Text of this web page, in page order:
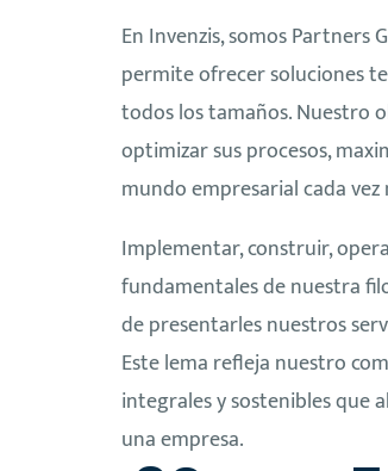
En Invenzis, somos Partners
permite ofrecer soluciones
todos los tamaños. Nuestro
optimizar sus procesos,
mundo empresarial cada
Implementar, construir,
fundamentales de nuestra
de presentarles nuestros
Este lema refleja nuestro
integrales y sostenibles que
una empresa.